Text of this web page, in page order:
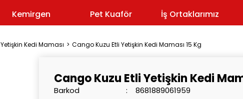
Kemirgen Pet Kuaför İş Ortaklarımız
Yetişkin Kedi Maması Cango Kuzu Etli Yetişkin Kedi Maması 15 Kg
Cango Kuzu Etli Yetişkin Kedi
Barkod
8681889061959